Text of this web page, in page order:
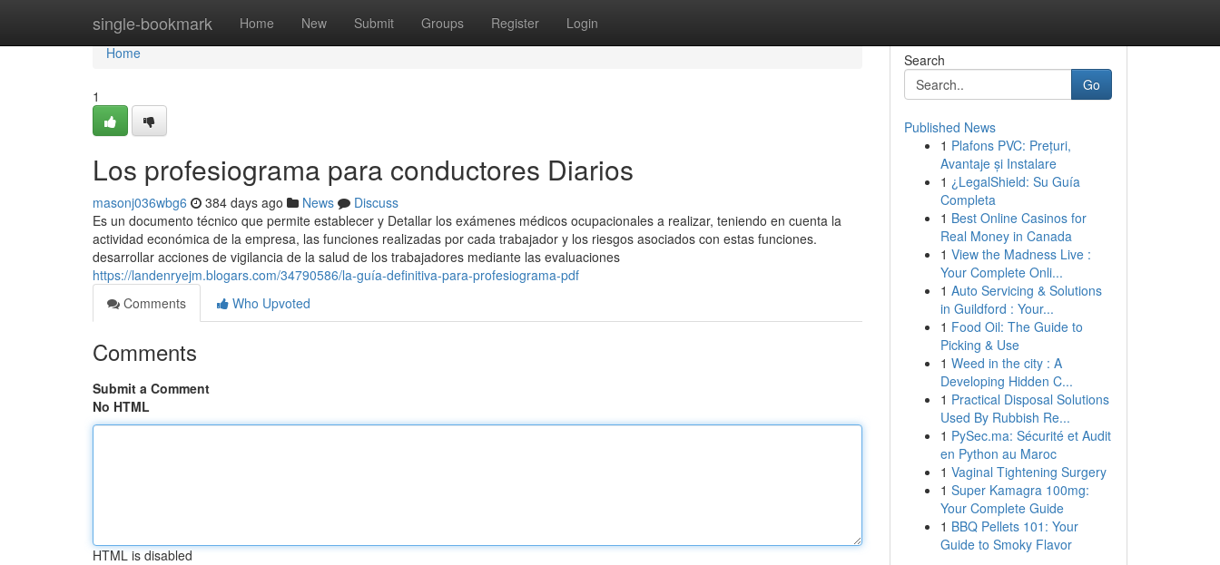
single-bookmark Home New Submit Groups Register Login
Home
Home
1
Los profesiograma para conductores Diarios
masonj036wbg6 384 days ago News
Discuss
Es un documento técnico que permite establecer y Detallar los exámenes médicos ocupacionales a realizar, teniendo en cuenta la
actividad económica de la empresa, las funciones realizadas por cada trabajador y los riesgos asociados con estas funciones.
desarrollar acciones de vigilancia de la salud de los trabajadores mediante las evaluaciones
https://landenryejm.blogars.com/34790586/la-guía-definitiva-para-profesiograma-pdf
Comments
Who Upvoted
Comments
Submit a Comment
No HTML
HTML is disabled
Search
Go
Published News
1 Plafons PVC: Prețuri,
Avantaje și Instalare
1 ¿LegalShield: Su Guía
Completa
1 Best Online Casinos for
Real Money in Canada
1 View the Madness Live :
Your Complete Onli...
1 Auto Servicing & Solutions
in Guildford : Your...
1 Food Oil: The Guide to
Picking & Use
1 Weed in the city : A
Developing Hidden C...
1 Practical Disposal Solutions
Used By Rubbish Re...
1 PySec.ma: Sécurité et Audit
en Python au Maroc
1 Vaginal Tightening Surgery
1 Super Kamagra 100mg:
Your Complete Guide
1 BBQ Pellets 101: Your
Guide to Smoky Flavor